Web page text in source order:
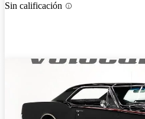
Sin calificación